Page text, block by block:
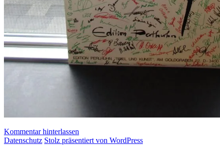
Kommentar hinterlassen
Datenschutz Stolz präsentiert von WordPress